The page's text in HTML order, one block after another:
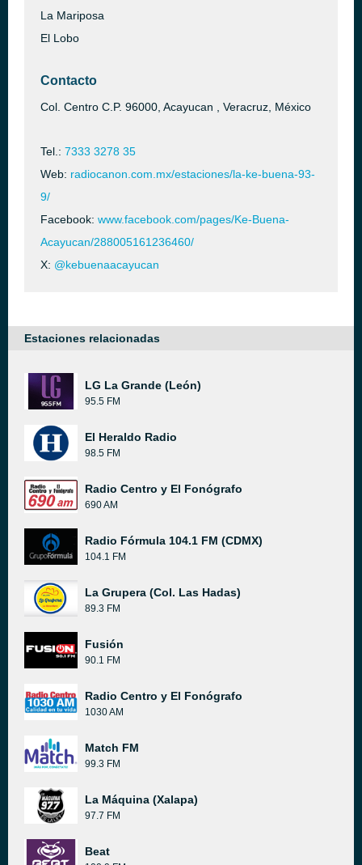
La Mariposa
El Lobo
Contacto
Col. Centro C.P. 96000, Acayucan , Veracruz, México
Tel.: 7333 3278 35
Web: radiocanon.com.mx/estaciones/la-ke-buena-93-
9/
Facebook: www.facebook.com/pages/Ke-Buena-
Acayucan/288005161236460/
X: @kebuenaacayucan
Estaciones relacionadas
LG La Grande (León)
95.5 FM
El Heraldo Radio
98.5 FM
Radio Centro y El Fonógrafo
690 AM
Radio Fórmula 104.1 FM (CDMX)
104.1 FM
La Grupera (Col. Las Hadas)
89.3 FM
Fusión
90.1 FM
Radio Centro y El Fonógrafo
1030 AM
Match FM
99.3 FM
La Máquina (Xalapa)
97.7 FM
Beat